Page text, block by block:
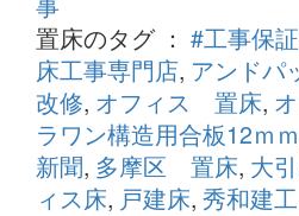
置床のタグ ： #工事保
床工事専門店, アンドパ
改修, オフィス 置床,
ラワン構造用合板12ｍｍ
新聞, 多摩区 置床, 大
ィス床, 戸建床, 秀和建工